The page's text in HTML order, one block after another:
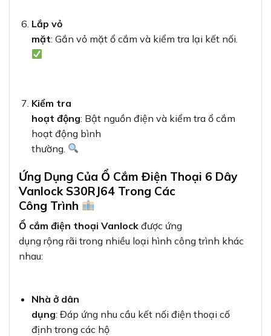
Lắp vỏ
mặt: Gắn vỏ mặt ổ cắm và kiểm tra lại kết nối.
Kiểm tra
hoạt động: Bật nguồn điện và kiểm tra ổ cắm
hoạt động bình
thường.
Ứng Dụng Của Ổ Cắm Điện Thoại 6 Dây
Vanlock S30RJ64 Trong Các
Công Trình
Ổ cắm điện thoại Vanlock được ứng
dụng rộng rãi trong nhiều loại hình công trình khác
nhau:
Nhà ở dân
dụng: Đáp ứng nhu cầu kết nối điện thoại cố
định trong các hộ